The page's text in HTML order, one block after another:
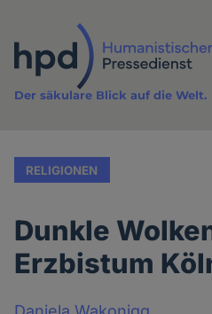
Inhalt
Der säkulare Blick auf die Welt.
RELIGIONEN
Dunkle
Erzbistum